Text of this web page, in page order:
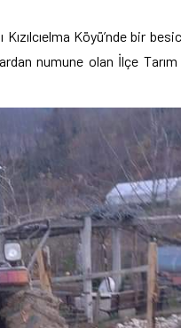
Kızılcıelma Köyü’nde bir
numune olan İlçe